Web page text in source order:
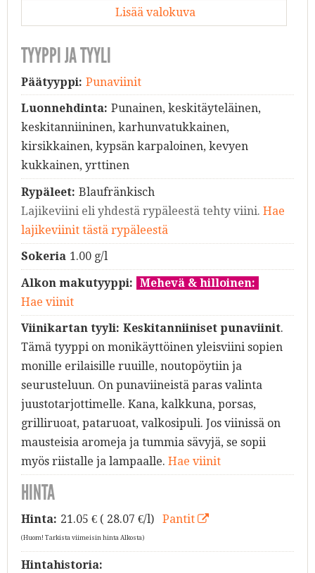
Lisää valokuva
TYYPPI JA TYYLI
Päätyyppi: Punaviinit
Luonnehdinta: Punainen, keskitäyteläinen,
keskitanniininen, karhunvatukkainen,
kirsikkainen, kypsän karpaloinen, kevyen
kukkainen, yrttinen
Rypäleet: Blaufränkisch
Lajikeviini eli yhdestä rypäleestä tehty viini. Hae
lajikeviinit tästä rypäleestä
Sokeria 1.00 g/l
Alkon makutyyppi: Mehevä & hilloinen:
Hae viinit
Viinikartan tyyli: Keskitanniiniset punaviinit.
Tämä tyyppi on monikäyttöinen yleisviini sopien
monille erilaisille ruuille, noutopöytiin ja
seurusteluun. On punaviineistä paras valinta
juustotarjottimelle. Kana, kalkkuna, porsas,
grilliruoat, pataruoat, valkosipuli. Jos viinissä on
mausteisia aromeja ja tummia sävyjä, se sopii
myös riistalle ja lampaalle. Hae viinit
HINTA
Hinta: 21.05 € ( 28.07 €/l) Pantit
(Huom! Tarkista viimeisin hinta Alkosta)
Hintahistoria: